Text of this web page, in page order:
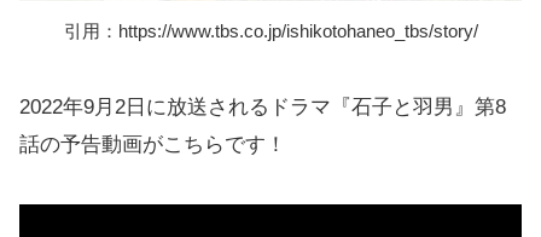
引用：https://www.tbs.co.jp/ishikotohaneo_tbs/story/
2022年9月2日に放送されるドラマ『石子と羽男』第8
話の予告動画がこちらです！